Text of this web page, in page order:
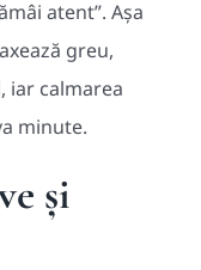
atent”. Așa
greu,
iar calmarea
minute.
și